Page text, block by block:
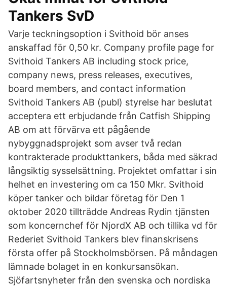
Tankers SvD
Varje teckningsoption i Svithoid bör anses
anskaffad för 0,50 kr. Company profile page for
Svithoid Tankers AB including stock price,
company news, press releases, executives,
board members, and contact information
Svithoid Tankers AB (publ) styrelse har beslutat
acceptera ett erbjudande från Catfish Shipping
AB om att förvärva ett pågående
nybyggnadsprojekt som avser två redan
kontrakterade produkttankers, båda med säkrad
långsiktig sysselsättning. Projektet omfattar i sin
helhet en investering om ca 150 Mkr. Svithoid
köper tanker och bildar företag för Den 1
oktober 2020 tillträdde Andreas Rydin tjänsten
som koncernchef för NjordX AB och tillika vd för
Rederiet Svithoid Tankers blev finanskrisens
första offer på Stockholmsbörsen. På måndagen
lämnade bolaget in en konkursansökan.
Sjöfartsnyheter från den svenska och nordiska